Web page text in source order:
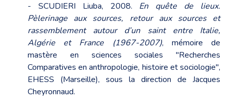
- SCUDIERI Liuba, 2008. En quête de lieux.
Pèlerinage aux sources, retour aux sources et
rassemblement autour d’un saint entre Italie,
Algérie et France (1967-2007), mémoire de
mastère en sciences sociales "Recherches
Comparatives en anthropologie, histoire et sociologie",
EHESS (Marseille), sous la direction de Jacques
Cheyronnaud.